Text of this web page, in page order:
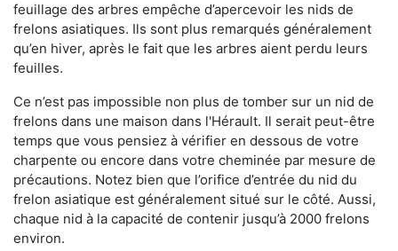
feuillage des arbres empêche d’apercevoir les nids de
frelons asiatiques. Ils sont plus remarqués généralement
qu’en hiver, après le fait que les arbres aient perdu leurs
feuilles.
Ce n’est pas impossible non plus de tomber sur un nid de
frelons dans une maison dans l'Hérault. Il serait peut-être
temps que vous pensiez à vérifier en dessous de votre
charpente ou encore dans votre cheminée par mesure de
précautions. Notez bien que l’orifice d’entrée du nid du
frelon asiatique est généralement situé sur le côté. Aussi,
chaque nid à la capacité de contenir jusqu’à 2000 frelons
environ.